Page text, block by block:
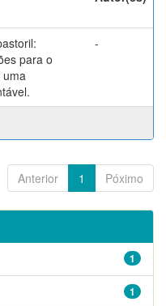
para o
-
Anterior 1 Póximo
1
1